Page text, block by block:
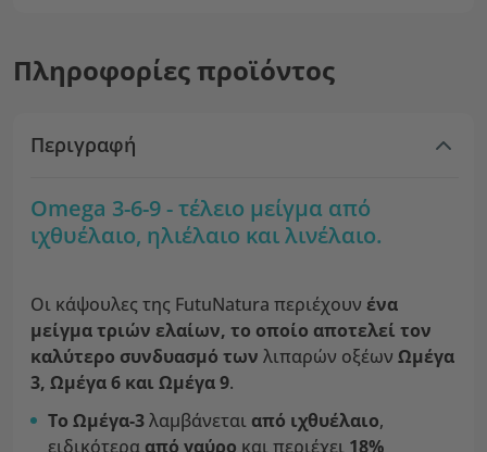
Πληροφορίες προϊόντος
Περιγραφή
Omega 3-6-9 - τέλειο μείγμα από
ιχθυέλαιο, ηλιέλαιο και λινέλαιο.
Οι κάψουλες της FutuNatura περιέχουν ένα
μείγμα τριών ελαίων, το οποίο αποτελεί τον
καλύτερο συνδυασμό των λιπαρών οξέων Ωμέγα
3, Ωμέγα 6 και Ωμέγα 9.
Το Ωμέγα-3λαμβάνεται από ιχθυέλαιο,
ειδικότερα από γαύρο και περιέχει 18%